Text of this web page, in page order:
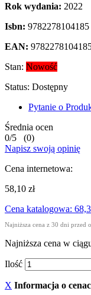
Rok wydania: 2022
Isbn: 9782278104185
EAN:
Stan: Nowość
Status: Dostępny
Pytanie o
Średnia ocen
0/5 (0)
Napisz swoją opinię
Cena internetowa:
58,10 zł
Cena katalogowa:
Najniższa cena z 30 dni przed
Najniższa cena w
Ilość
X Informacja o